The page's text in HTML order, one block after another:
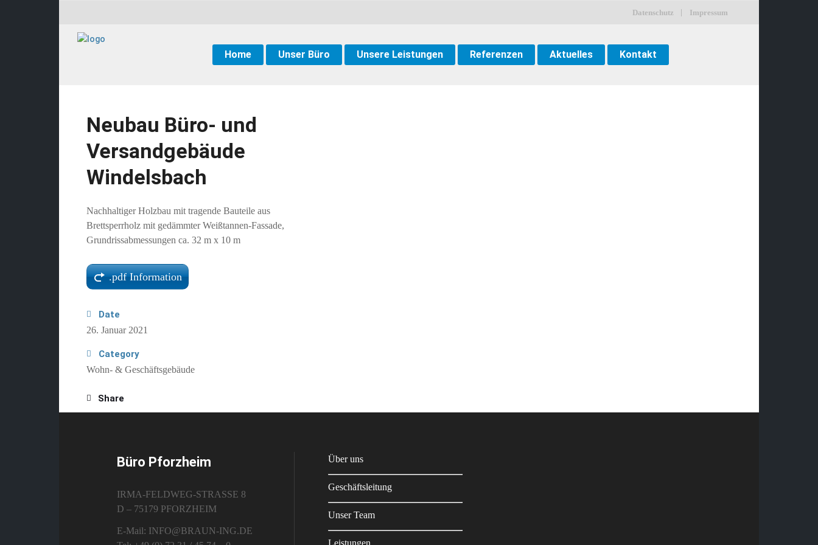
Datenschutz Impressum
Home Unser Büro Unsere Leistungen Referenzen Aktuelles Kontakt
Neubau Büro- und
Versandgebäude
Windelsbach
Nachhaltiger Holzbau mit tragende Bauteile aus
Brettsperrholz mit gedämmter Weißtannen-Fassade,
Grundrissabmessungen ca. 32 m x 10 m
.pdf Information
Date
26. Januar 2021
Category
Wohn- & Geschäftsgebäude
Share
Büro Pforzheim
IRMA-FELDWEG-STRASSE 8
D – 75179 PFORZHEIM
E-Mail: INFO@BRAUN-ING.DE
Über uns
Geschäftsleitung
Unser Team
Leistungen